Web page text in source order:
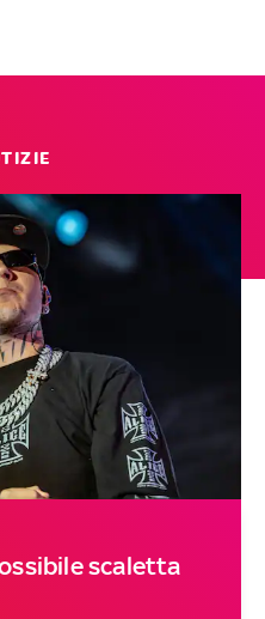
scaletta